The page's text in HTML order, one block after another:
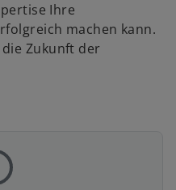
Ihre
machen kann.
die Zukunft der